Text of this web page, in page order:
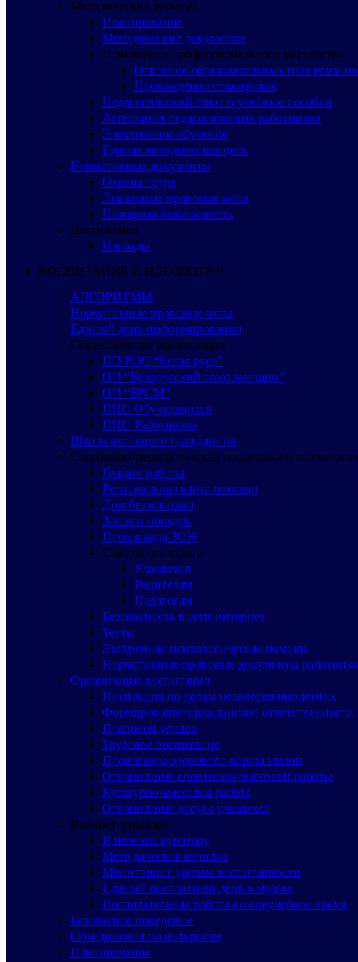
Методический кабинет
Планирование
Методические документы
Повышение профессионального мастерства
Освоение образовательных программ
Прохождение стажировок
Педагогический опыт и учебные пособия
Аттестация педагогических работников
Электронное обучение
Единая методическая цель
Нормативные документы
Охрана труда
Локальные правовые акты
Пожарная безопасность
Достижения
Награды
ВОСПИТАНИЕ И ИДЕОЛОГИЯ
АЛГОРИТМЫ
Нормативные правовые акты
Единый день информирования
Общественные организации
ПО РОО “Белая русь”
ОО “Белорусский союз женщин”
ОО “БРСМ”
ППО Обучающихся
ППО Работников
Школа активного гражданина
Социально-педагогическая поддержка и
График работы
Региональная карта помощи
Дом без насилия
Закон и порядок
Пропаганда ЗОЖ
Советы психолога
Учащимся
Родителям
Педагогам
Безопасность в сети интернет
Тесты
Экстренная психологическая помощь
Нормативные правовые документы
Организация воспитания
Инспекция по делам несовершеннолетних
Формирование гражданской ответственности
Правовой уголок
Трудовое воспитание
Пропаганда здорового образа жизни
Организация спортивно-массовой работы
Культурно-массовая работа
Организация досуга учащихся
Кабинет куратора
В помощь куратору
Методическая копилка
Мониторинг уровня воспитанности
Единый бесплатный день в музеях
Воспитательная работа во внеучебное время
Безопасное поведение
Объединения по интересам
Планирование